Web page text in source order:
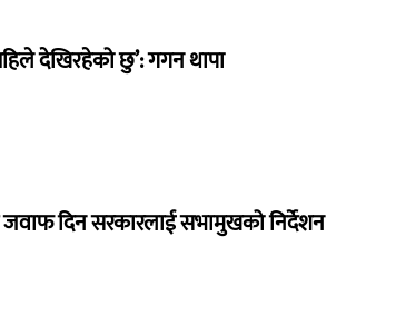
देखिरहेको छु’: गगन थापा
जवाफ दिन सरकारलाई सभामुखको निर्देशन